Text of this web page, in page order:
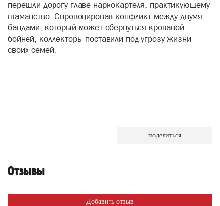
перешли дорогу главе наркокартеля, практикующему
шаманство. Спровоцировав конфликт между двумя
бандами, который может обернуться кровавой
бойней, коллекторы поставили под угрозу жизни
своих семей.
поделиться
Отзывы
Добавить отзыв